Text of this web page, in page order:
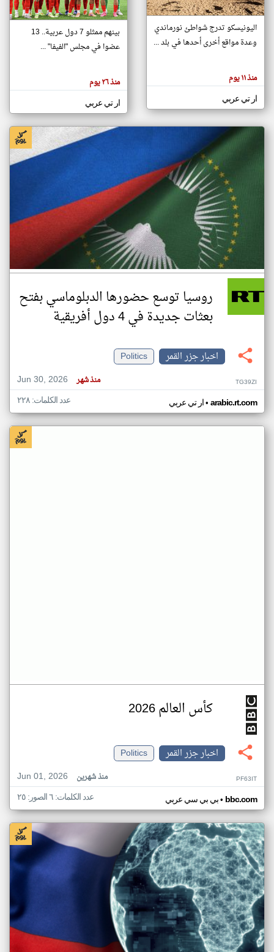
تغيير الدولة
اخبار جزر القمر على مدار الساعة
أهم اخبار جزر القمر العاجلة والمباشرة
هنا عن
وجهة
كاتبيها.
اليونيسكو تدرج شواطئ نورماندي
وعدة مواقع أخرى أحدها في بلد ...
منذ ١١ يوم
ار تي عربي
بينهم ممثلو 7 دول عربية.. 13
عضوا في مجلس "الفيفا" ...
منذ ٢٦ يوم
ار تي عربي
روسيا توسع حضورها الدبلوماسي بفتح
بعثات جديدة في 4 دول أفريقية
اخبار جزر القمر
Politics
Jun 30, 2026
منذ شهر TG39ZI
ار تي عربي• arabic.rt.com عدد الكلمات: ٢٢٨
كأس العالم 2026
اخبار جزر القمر
Politics
Jun 01, 2026
منذ شهرين PF63IT
بي بي سي عربي• bbc.com عدد الكلمات: ٦ الصور: ٢٥
klyoum.com